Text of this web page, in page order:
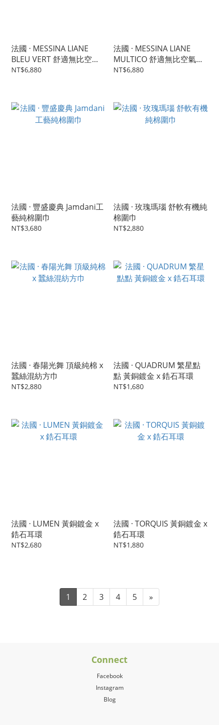
法國 · MESSINA LIANE
BLEU VERT 舒適無比空氣
感連身服（附有同材質腰
NT$6,880
法國 · MESSINA LIANE
MULTICO 舒適無比空氣感
連身服（附有同材質腰帶）
NT$6,880
法國 · 豐盛慶典 Jamdani工
藝純棉圍巾
NT$3,680
法國 · 玫瑰瑪瑙 舒軟有機純
棉圍巾
NT$2,880
法國 · 春陽光舞 頂級純棉 x
蠶絲混紡方巾
NT$2,880
法國 · QUADRUM 繁星點
點 黃銅鍍金 x 鋯石耳環
NT$1,680
法國 · LUMEN 黃銅鍍金 x
鋯石耳環
NT$2,680
法國 · TORQUIS 黃銅鍍金 x
鋯石耳環
NT$1,880
1 2 3 4 5 »
Connect
Facebook
Instagram
Blog